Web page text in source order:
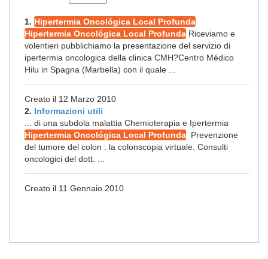
1. Hipertermia Oncológica Local Profunda
Hipertermia Oncológica Local Profunda Riceviamo e
volentieri pubblichiamo la presentazione del servizio di
ipertermia oncologica della clinica CMH?Centro Médico
Hilu in Spagna (Marbella) con il quale ...
Creato il 12 Marzo 2010
2. Informazioni utili
... di una subdola malattia Chemioterapia e Ipertermia
Hipertermia Oncológica Local Profunda Prevenzione
del tumore del colon : la colonscopia virtuale. Consulti
oncologici del dott. ...
Creato il 11 Gennaio 2010